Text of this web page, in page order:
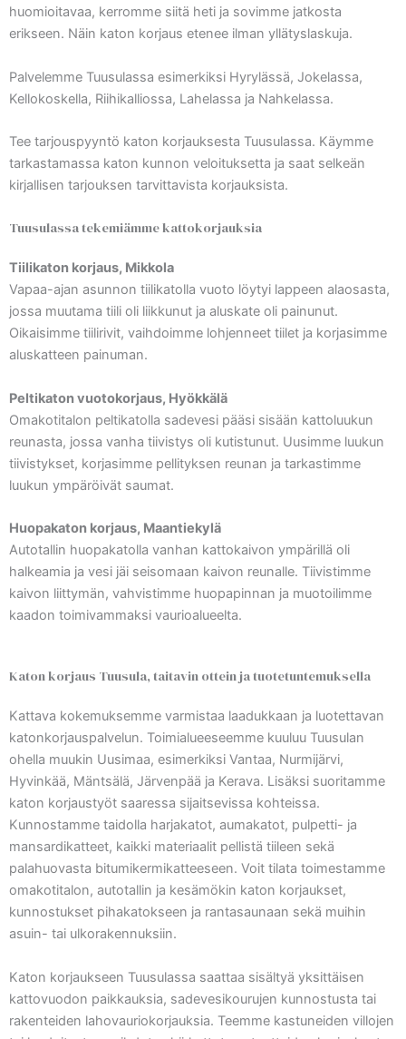
huomioitavaa, kerromme siitä heti ja sovimme jatkosta
erikseen. Näin katon korjaus etenee ilman yllätyslaskuja.
Palvelemme Tuusulassa esimerkiksi Hyrylässä, Jokelassa,
Kellokoskella, Riihikalliossa, Lahelassa ja Nahkelassa.
Tee tarjouspyyntö katon korjauksesta Tuusulassa. Käymme
tarkastamassa katon kunnon veloituksetta ja saat selkeän
kirjallisen tarjouksen tarvittavista korjauksista.
Tuusulassa tekemiämme kattokorjauksia
Tiilikaton korjaus, Mikkola
Vapaa-ajan asunnon tiilikatolla vuoto löytyi lappeen alaosasta,
jossa muutama tiili oli liikkunut ja aluskate oli painunut.
Oikaisimme tiilirivit, vaihdoimme lohjenneet tiilet ja korjasimme
aluskatteen painuman.
Peltikaton vuotokorjaus, Hyökkälä
Omakotitalon peltikatolla sadevesi pääsi sisään kattoluukun
reunasta, jossa vanha tiivistys oli kutistunut. Uusimme luukun
tiivistykset, korjasimme pellityksen reunan ja tarkastimme
luukun ympäröivät saumat.
Huopakaton korjaus, Maantiekylä
Autotallin huopakatolla vanhan kattokaivon ympärillä oli
halkeamia ja vesi jäi seisomaan kaivon reunalle. Tiivistimme
kaivon liittymän, vahvistimme huopapinnan ja muotoilimme
kaadon toimivammaksi vaurioalueelta.
Katon korjaus Tuusula, taitavin ottein ja tuotetuntemuksella
Kattava kokemuksemme varmistaa laadukkaan ja luotettavan
katonkorjauspalvelun. Toimialueeseemme kuuluu Tuusulan
ohella muukin Uusimaa, esimerkiksi Vantaa, Nurmijärvi,
Hyvinkää, Mäntsälä, Järvenpää ja Kerava. Lisäksi suoritamme
katon korjaustyöt saaressa sijaitsevissa kohteissa.
Kunnostamme taidolla harjakatot, aumakatot, pulpetti- ja
mansardikatteet, kaikki materiaalit pellistä tiileen sekä
palahuovasta bitumikermikatteeseen. Voit tilata toimestamme
omakotitalon, autotallin ja kesämökin katon korjaukset,
kunnostukset pihakatokseen ja rantasaunaan sekä muihin
asuin- tai ulkorakennuksiin.
Katon korjaukseen Tuusulassa saattaa sisältyä yksittäisen
kattovuodon paikkauksia, sadevesikourujen kunnostusta tai
rakenteiden lahovauriokorjauksia. Teemme kastuneiden villojen